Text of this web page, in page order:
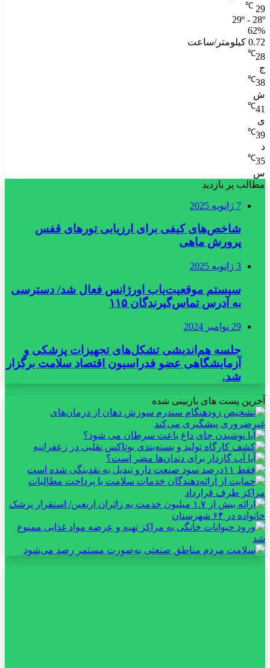
29
℃
29º - 28º
62%
0.72 کیلومتر/ساعت
28
℃
ج
38
℃
ش
41
℃
ی
39
℃
د
35
℃
س
مطالب پر بازدید
7 ژانویه 2025
شاخص‌های کیفی برای ارزیابی تورهای قفس
پرورش ماهی
3 ژانویه 2025
سیستم موقعیت‌یاب اورژانس فعال شد/ دسترسی
به آدرس تماس‌گیرندگان ۱۱۵
29 نوامبر 2024
جلسه هم‌اندیشی تشکل‌های تجهیزات پزشکی و
آزمایشگاهی عضو فدراسیون اقتصاد سلامت برگزار
شد.
آخرین پست های بازبینی شده